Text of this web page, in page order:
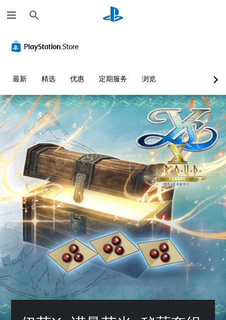
索
最新 精选 优惠 定期服务 浏览